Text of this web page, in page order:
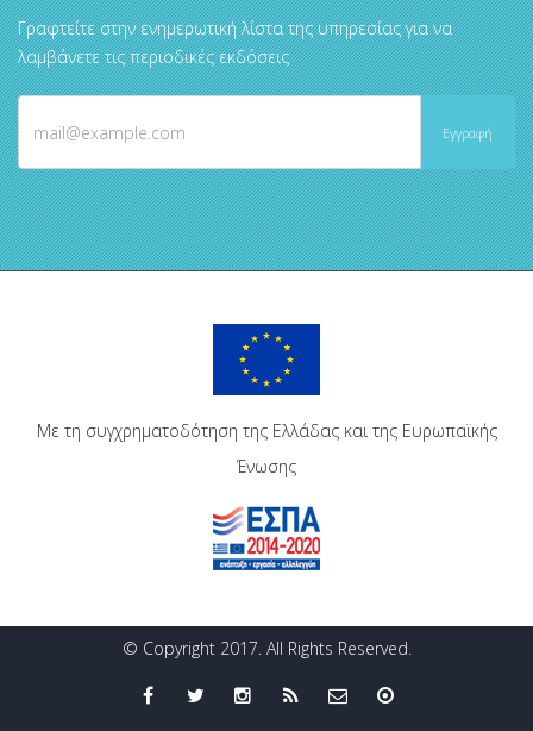
Γραφτείτε στην ενημερωτική λίστα της υπηρεσίας για να
λαμβάνετε τις περιοδικές εκδόσεις
Με τη συγχρηματοδότηση της Ελλάδας και της Ευρωπαϊκής
Ένωσης
© Copyright 2017. All Rights Reserved.